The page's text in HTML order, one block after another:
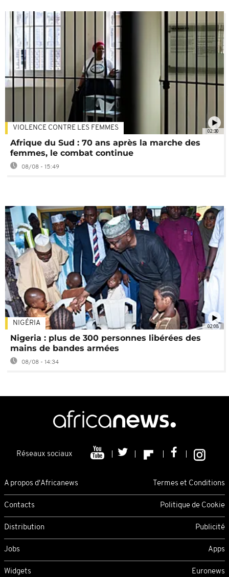
02:30
VIOLENCE CONTRE LES FEMMES
Afrique du Sud : 70 ans après la marche des
femmes, le combat continue
08/08 - 15:49
02:08
NIGÉRIA
Nigeria : plus de 300 personnes libérées des
mains de bandes armées
08/08 - 14:34
Réseaux sociaux
A propos d'Africanews Termes et Conditions
Contacts Politique de Cookie
Distribution Publicité
Jobs Apps
Widgets Euronews